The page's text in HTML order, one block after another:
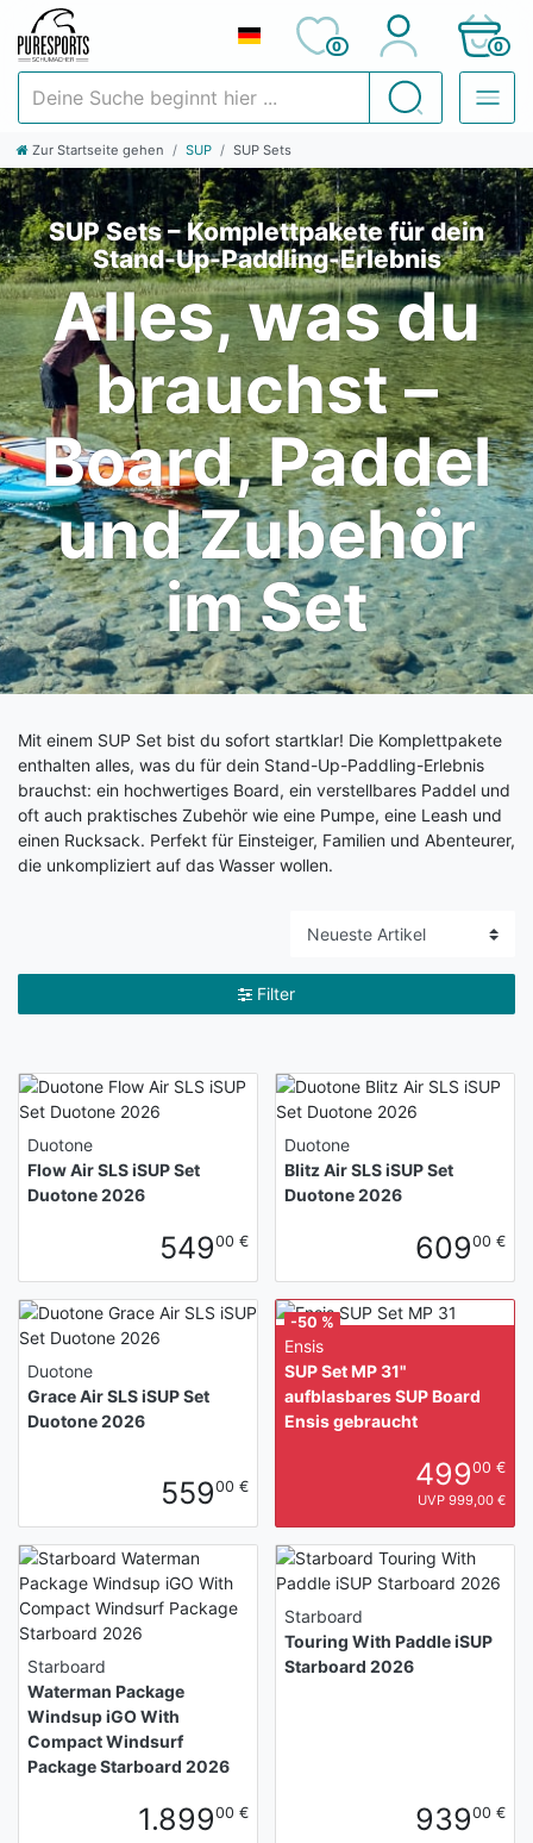
Suchen
0 0
Zur Startseite gehen SUP SUP Sets
SUP Sets – Komplettpakete für dein
Stand-Up-Paddling-Erlebnis
Alles, was du
brauchst –
Board, Paddel
und Zubehör
im Set
Mit einem SUP Set bist du sofort startklar! Die Komplettpakete
enthalten alles, was du für dein Stand-Up-Paddling-Erlebnis
brauchst: ein hochwertiges Board, ein verstellbares Paddel und
oft auch praktisches Zubehör wie eine Pumpe, eine Leash und
einen Rucksack. Perfekt für Einsteiger, Familien und Abenteurer,
die unkompliziert auf das Wasser wollen.
Filter
Duotone
Flow Air SLS iSUP Set
Duotone 2026
54900 €
Duotone
Blitz Air SLS iSUP Set
Duotone 2026
60900 €
Duotone
Grace Air SLS iSUP Set
Duotone 2026
55900 €
Ensis
SUP Set MP 31"
aufblasbares SUP Board
Ensis gebraucht
49900 €
UVP 999,00 €
-50 %
Starboard
Waterman Package
Windsup iGO With
Compact Windsurf
Package Starboard 2026
1.89900 €
Starboard
Touring With Paddle iSUP
Starboard 2026
93900 €